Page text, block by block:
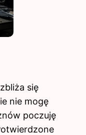
się
nie mogę
poczuję